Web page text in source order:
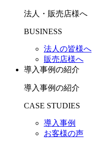
法人・販売店様へ
BUSINESS
法人の皆様へ
販売店様へ
導入事例の紹介
導入事例の紹介
CASE STUDIES
導入事例
お客様の声